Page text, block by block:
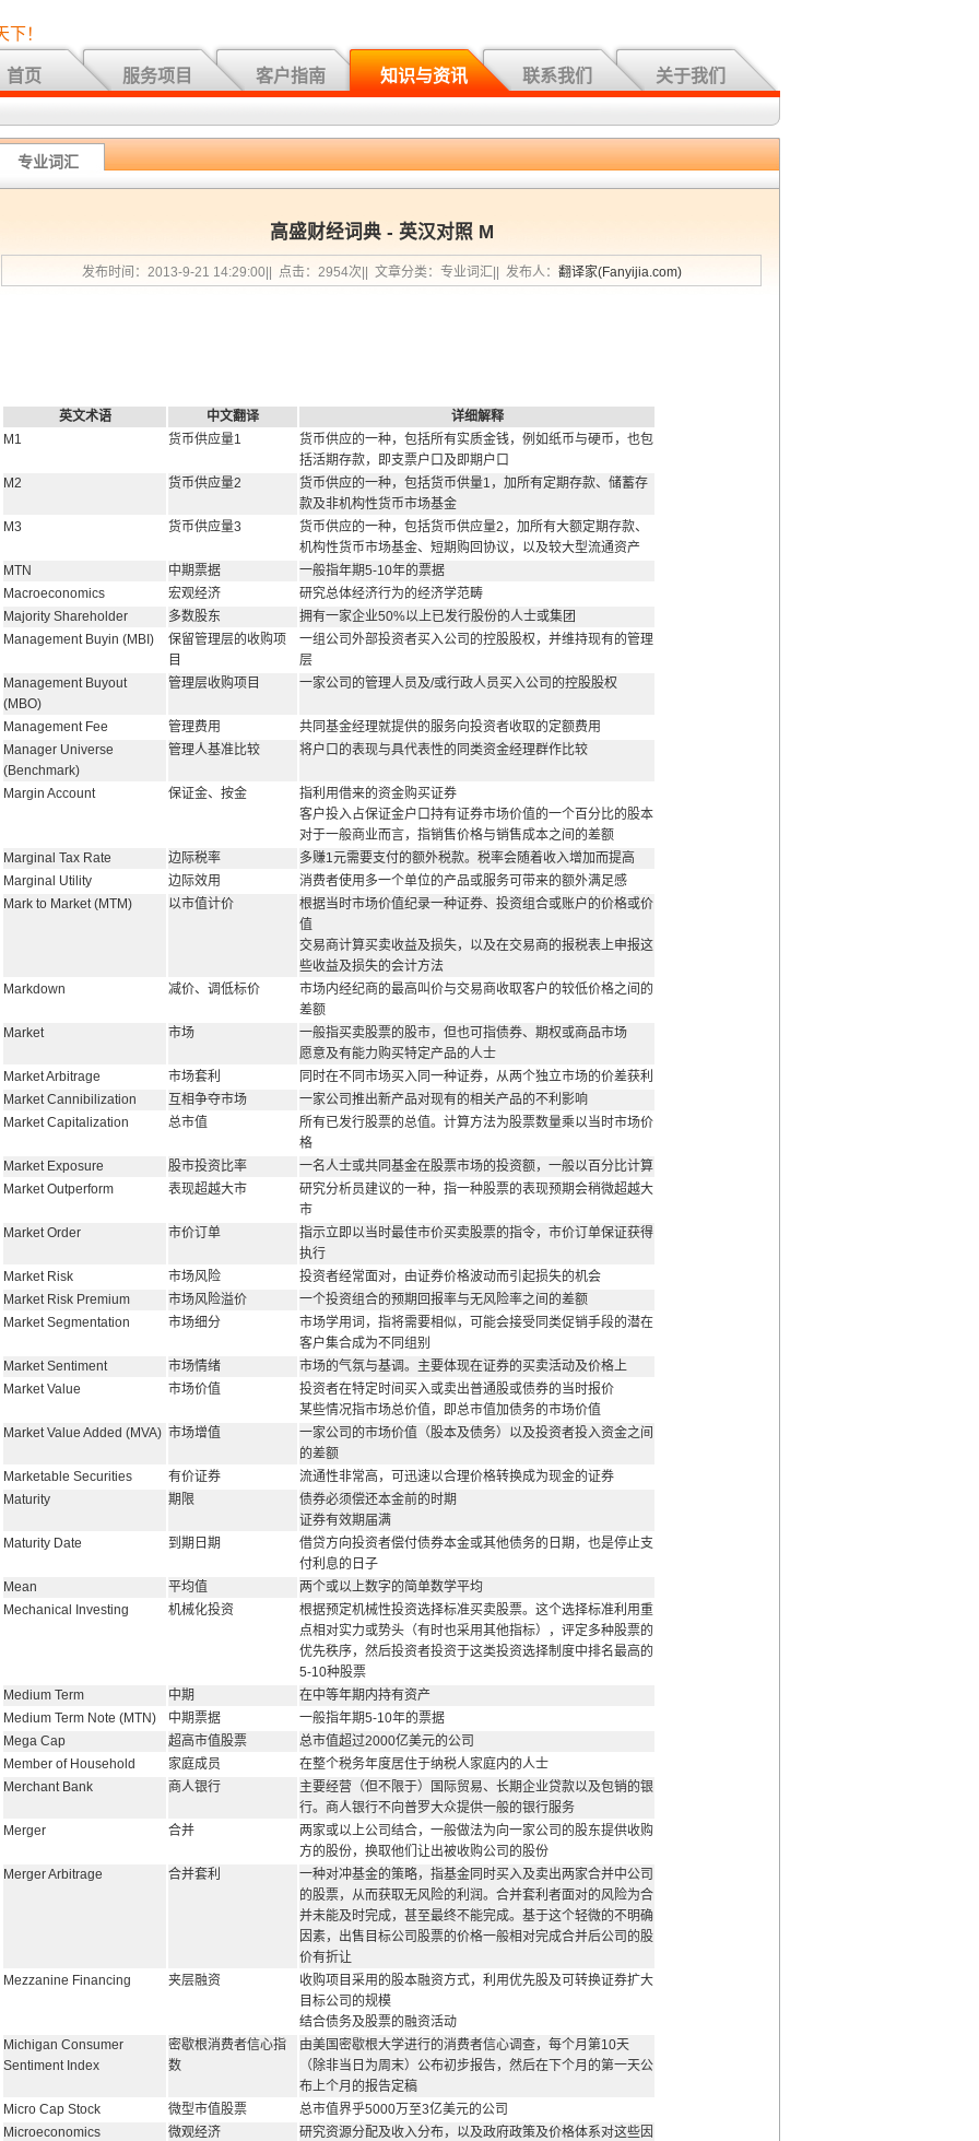
下！
首页 服务项目 客户指南 知识与资讯 联系我们 关于我们
专业词汇
高盛财经词典 - 英汉对照 M
发布时间：2013-9-21 14:29:00|| 点击：2954次|| 文章分类：专业词汇|| 发布人： 翻译家(Fanyijia.com)
英文术语 中文翻译
详细解释
M1
货币供应量1
货币供应的一种，包括所有实质金钱，例如纸币与硬币，也包
括活期存款，即支票户口及即期户口
M2
货币供应量2
货币供应的一种，包括货币供量1，加所有定期存款、储蓄存
款及非机构性货币市场基金
M3
货币供应量3
货币供应的一种，包括货币供应量2，加所有大额定期存款、
机构性货币市场基金、短期购回协议，以及较大型流通资产
MTN
中期票据
一般指年期5-10年的票据
Macroeconomics
宏观经济
研究总体经济行为的经济学范畴
Majority Shareholder
多数股东
拥有一家企业50%以上已发行股份的人士或集团
Management Buyin (MBI)
保留管理层的收购项
目
一组公司外部投资者买入公司的控股股权，并维持现有的管理
层
Management Buyout
(MBO)
管理层收购项目 一家公司的管理人员及/或行政人员买入公司的控股股权
Management Fee 管理费用
共同基金经理就提供的服务向投资者收取的定额费用
Manager Universe
(Benchmark)
管理人基准比较 将户口的表现与具代表性的同类资金经理群作比较
Margin Account 保证金、按金
指利用借来的资金购买证券
客户投入占保证金户口持有证券市场价值的一个百分比的股本
对于一般商业而言，指销售价格与销售成本之间的差额
Marginal Tax Rate
边际税率
多赚1元需要支付的额外税款。税率会随着收入增加而提高
Marginal Utility
边际效用
消费者使用多一个单位的产品或服务可带来的额外满足感
Mark to Market (MTM)
以市值计价
根据当时市场价值纪录一种证券、投资组合或账户的价格或价
值
交易商计算买卖收益及损失，以及在交易商的报税表上申报这
些收益及损失的会计方法
Markdown
减价、调低标价
市场内经纪商的最高叫价与交易商收取客户的较低价格之间的
差额
Market
市场
一般指买卖股票的股市，但也可指债券、期权或商品市场
愿意及有能力购买特定产品的人士
Market Arbitrage
市场套利
同时在不同市场买入同一种证券，从两个独立市场的价差获利
Market Cannibilization
互相争夺市场
一家公司推出新产品对现有的相关产品的不利影响
Market Capitalization
总市值
所有已发行股票的总值。计算方法为股票数量乘以当时市场价
格
Market Exposure
股市投资比率
一名人士或共同基金在股票市场的投资额，一般以百分比计算
Market Outperform
表现超越大市
研究分析员建议的一种，指一种股票的表现预期会稍微超越大
市
Market Order
市价订单
指示立即以当时最佳市价买卖股票的指令，市价订单保证获得
执行
Market Risk
市场风险
投资者经常面对，由证券价格波动而引起损失的机会
Market Risk Premium
市场风险溢价
一个投资组合的预期回报率与无风险率之间的差额
Market Segmentation
市场细分
市场学用词，指将需要相似，可能会接受同类促销手段的潜在
客户集合成为不同组别
Market Sentiment
市场情绪
市场的气氛与基调。主要体现在证券的买卖活动及价格上
Market Value
市场价值
投资者在特定时间买入或卖出普通股或债券的当时报价
某些情况指市场总价值，即总市值加债务的市场价值
Market Value Added (MVA) 市场增值
一家公司的市场价值（股本及债务）以及投资者投入资金之间
的差额
Marketable Securities
有价证券
流通性非常高，可迅速以合理价格转换成为现金的证券
Maturity
期限
债券必须偿还本金前的时期
证券有效期届满
Maturity Date
到期日期
借贷方向投资者偿付债券本金或其他债务的日期，也是停止支
付利息的日子
Mean
平均值
两个或以上数字的简单数学平均
Mechanical Investing
机械化投资
根据预定机械性投资选择标准买卖股票。这个选择标准利用重
点相对实力或势头（有时也采用其他指标），评定多种股票的
优先秩序，然后投资者投资于这类投资选择制度中排名最高的
5-10种股票
Medium Term
中期
在中等年期内持有资产
Medium Term Note (MTN)
中期票据
一般指年期5-10年的票据
Mega Cap
超高市值股票
总市值超过2000亿美元的公司
Member of Household
家庭成员
在整个税务年度居住于纳税人家庭内的人士
Merchant Bank
商人银行
主要经营（但不限于）国际贸易、长期企业贷款以及包销的银
行。商人银行不向普罗大众提供一般的银行服务
Merger
合并
两家或以上公司结合，一般做法为向一家公司的股东提供收购
方的股份，换取他们让出被收购公司的股份
Merger Arbitrage
合并套利
一种对冲基金的策略，指基金同时买入及卖出两家合并中公司
的股票，从而获取无风险的利润。合并套利者面对的风险为合
并未能及时完成，甚至最终不能完成。基于这个轻微的不明确
因素，出售目标公司股票的价格一般相对完成合并后公司的股
价有折让
Mezzanine Financing
夹层融资
收购项目采用的股本融资方式，利用优先股及可转换证券扩大
目标公司的规模
结合债务及股票的融资活动
Michigan Consumer
Sentiment Index
密歇根消费者信心指
数
由美国密歇根大学进行的消费者信心调查，每个月第10天
（除非当日为周末）公布初步报告，然后在下个月的第一天公
布上个月的报告定稿
Micro Cap Stock
微型市值股票
总市值界乎5000万至3亿美元的公司
Microeconomics
微观经济
研究资源分配及收入分布，以及政府政策及价格体系对这些因